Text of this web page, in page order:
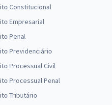
Constitucional
Empresarial
Penal
Previdenciário
Processual Civil
Processual Penal
Tributário